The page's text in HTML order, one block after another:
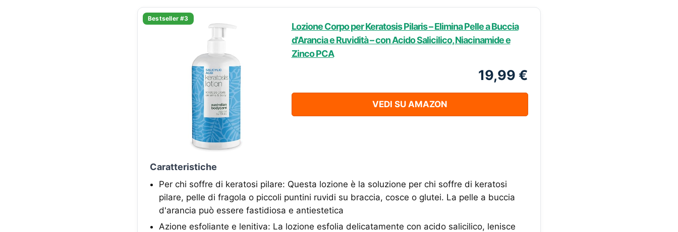
Bestseller #3
Lozione Corpo per Keratosis Pilaris – Elimina Pelle a Buccia
d'Arancia e Ruvidità – con Acido Salicilico, Niacinamide e
Zinco PCA
19,99 €
VEDI SU AMAZON
Caratteristiche
Per chi soffre di keratosi pilare: Questa lozione è la soluzione per chi soffre di keratosi
pilare, pelle di fragola o piccoli puntini ruvidi su braccia, cosce o glutei. La pelle a buccia
d'arancia può essere fastidiosa e antiestetica
Azione esfoliante e lenitiva: La lozione esfolia delicatamente con acido salicilico, lenisce